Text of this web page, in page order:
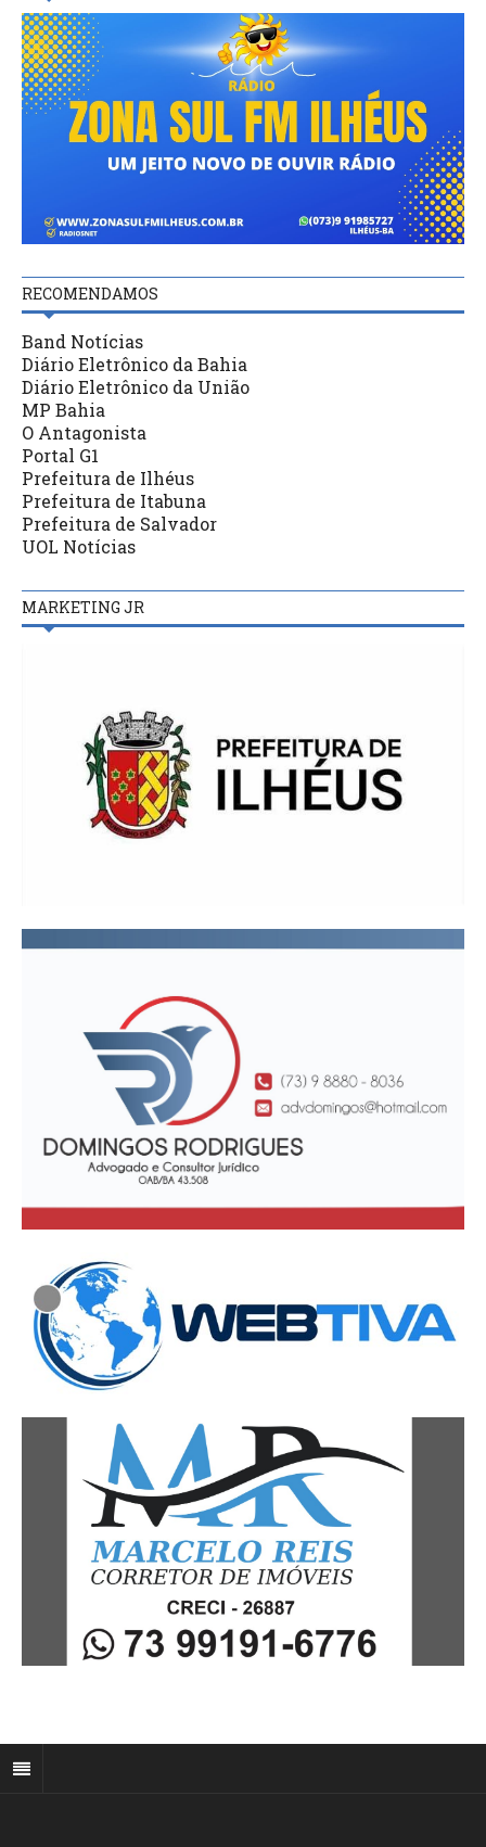
RECOMENDAMOS
Band Notícias
Diário Eletrônico da Bahia
Diário Eletrônico da União
MP Bahia
O Antagonista
Portal G1
Prefeitura de Ilhéus
Prefeitura de Itabuna
Prefeitura de Salvador
UOL Notícias
MARKETING JR